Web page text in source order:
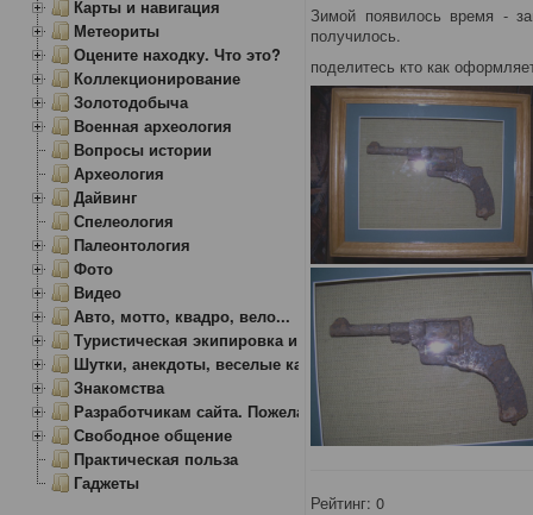
Зимой появилось время -
получилось.
поделитесь кто как
Рейтинг:0
Карты и навигация
Метеориты
Оцените находку. Что это?
Коллекционирование
Золотодобыча
Военная археология
Вопросы истории
Археология
Дайвинг
Спелеология
Палеонтология
Фото
Видео
Авто, мотто, квадро, вело...
Туристическая экипировка и снаряжение
Шутки, анекдоты, веселые картинки
Знакомства
Разработчикам сайта. Пожелания, замечания.
Свободное общение
Практическая польза
Гаджеты